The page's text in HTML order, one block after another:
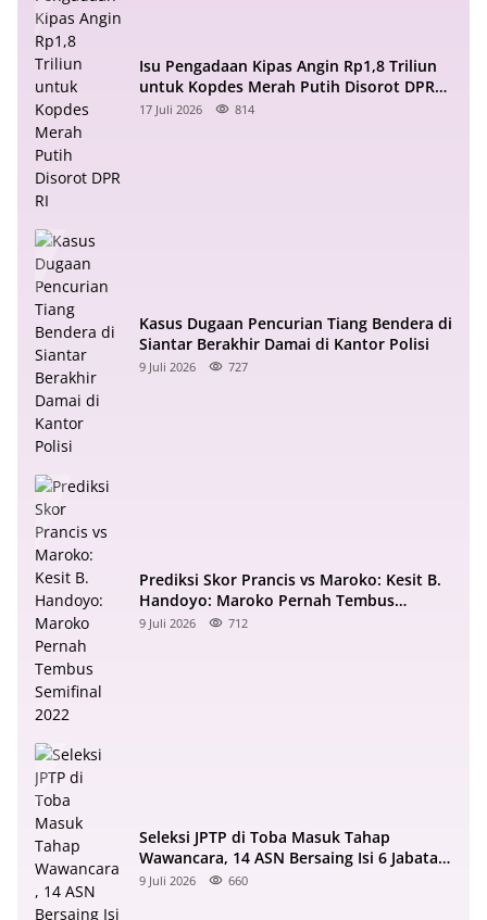
Isu Pengadaan Kipas Angin Rp1,8 Triliun
untuk Kopdes Merah Putih Disorot DPR
RI
17 Juli 2026 814
Kasus Dugaan Pencurian Tiang Bendera di
Siantar Berakhir Damai di Kantor Polisi
9 Juli 2026 727
Prediksi Skor Prancis vs Maroko: Kesit B.
Handoyo: Maroko Pernah Tembus
Semifinal 2022
9 Juli 2026 712
Seleksi JPTP di Toba Masuk Tahap
Wawancara, 14 ASN Bersaing Isi 6 Jabatan
Strategis
9 Juli 2026 660